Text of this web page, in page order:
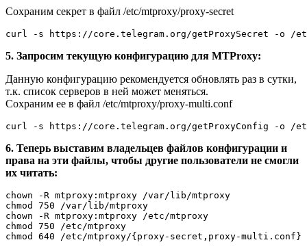
Сохраним секрет в файл /etc/mtproxy/proxy-secret
5. Запросим текущую конфигурацию для MTProxy:
Данную конфигурацию рекомендуется обновлять раз в сутки,
т.к. список серверов в ней может меняться.
Сохраним ее в файл /etc/mtproxy/proxy-multi.conf
6. Теперь выставим владельцев файлов конфигурации и
права на эти файлы, чтобы другие пользователи не смогли
их читать:
chown -R mtproxy:mtproxy /var/lib/mtproxy
chmod 750 /var/lib/mtproxy
chown -R mtproxy:mtproxy /etc/mtproxy
chmod 750 /etc/mtproxy